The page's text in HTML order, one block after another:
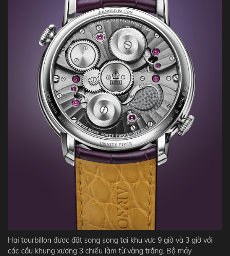
Hai tourbillon được đặt song song tại khu vực 9 giờ và 3 giờ với
các cầu khung xương 3 chiều làm từ vàng trắng. Bộ máy